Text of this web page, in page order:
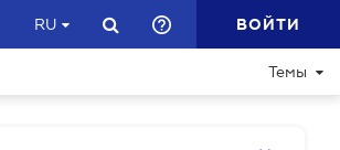
RU ВОЙТИ
Темы